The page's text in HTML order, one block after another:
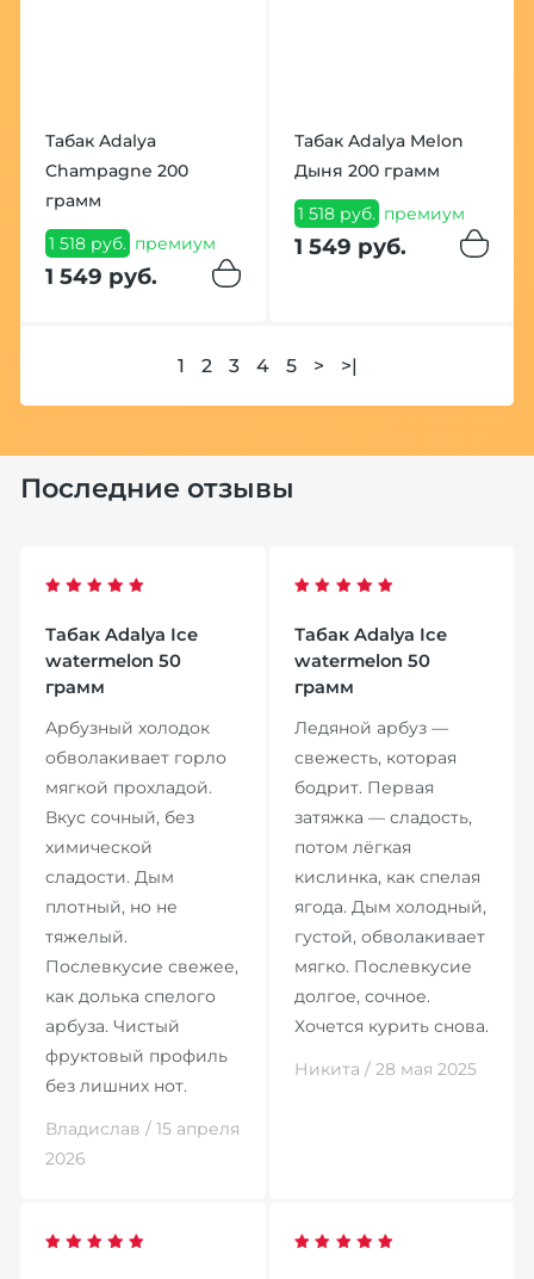
Табак Adalya
Champagne 200
грамм
1 518 руб. премиум
1 549 руб.
Табак Adalya Melon
Дыня 200 грамм
1 518 руб. премиум
1 549 руб.
1 2 3 4 5 > >|
Последние отзывы
Табак Adalya Ice
watermelon 50
грамм
Арбузный холодок
обволакивает горло
мягкой прохладой.
Вкус сочный, без
химической
сладости. Дым
плотный, но не
тяжелый.
Послевкусие свежее,
как долька спелого
арбуза. Чистый
фруктовый профиль
без лишних нот.
Владислав / 15 апреля
2026
Табак Adalya Ice
watermelon 50
грамм
Ледяной арбуз —
свежесть, которая
бодрит. Первая
затяжка — сладость,
потом лёгкая
кислинка, как спелая
ягода. Дым холодный,
густой, обволакивает
мягко. Послевкусие
долгое, сочное.
Хочется курить снова.
Никита / 28 мая 2025